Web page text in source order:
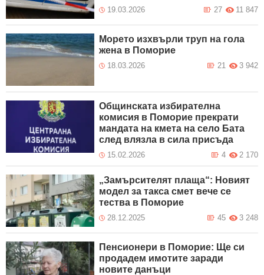
19.03.2026 11 847
27
Морето изхвърли труп на гола
жена в Поморие
18.03.2026 3 942
21
Общинската избирателна
комисия в Поморие прекрати
мандата на кмета на село Бата
след влязла в сила присъда
15.02.2026 2 170
4
„Замърсителят плаща“: Новият
модел за такса смет вече се
тества в Поморие
28.12.2025 3 248
45
Пенсионери в Поморие: Ще си
продадем имотите заради
новите данъци